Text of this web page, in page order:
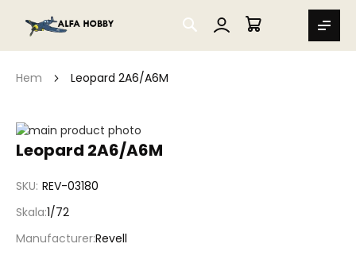
SEARCH
MIN VARUKORG
Hem Leopard 2A6/A6M
Leopard 2A6/A6M
SKU REV-03180
Skala 1/72
ManufacturerRevell
Hoppa
till
slutet
bildgalleriet
Hoppa
av
bildgalleriet